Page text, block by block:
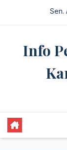
Sen.
Info